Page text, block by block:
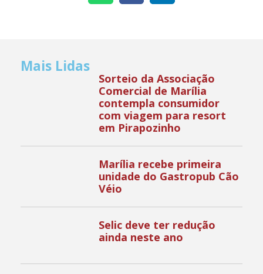
Mais Lidas
Sorteio da Associação
Comercial de Marília
contempla consumidor
com viagem para resort
em Pirapozinho
Marília recebe primeira
unidade do Gastropub Cão
Véio
Selic deve ter redução
ainda neste ano